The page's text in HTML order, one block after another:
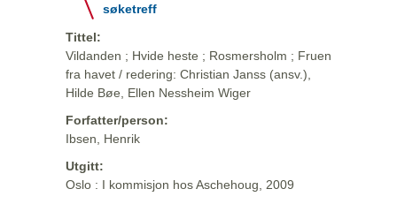
søketreff
Tittel:
Vildanden ; Hvide heste ; Rosmersholm ; Fruen
fra havet / redering: Christian Janss (ansv.),
Hilde Bøe, Ellen Nessheim Wiger
Forfatter/person:
Ibsen, Henrik
Utgitt:
Oslo : I kommisjon hos Aschehoug, 2009